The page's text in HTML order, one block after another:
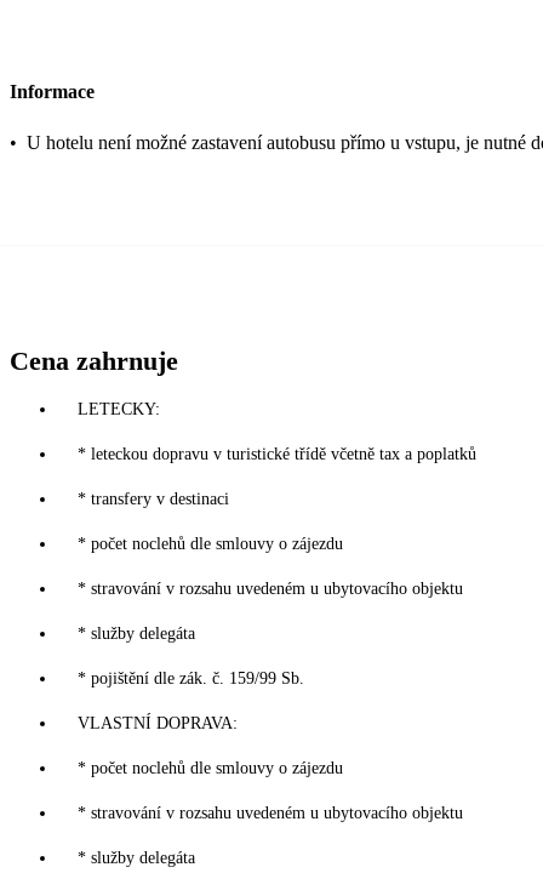
Informace
• U hotelu není možné zastavení autobusu přímo u vstupu, je nutné
Cena zahrnuje
LETECKY:
* leteckou dopravu v turistické třídě včetně tax a poplatků
* transfery v destinaci
* počet noclehů dle smlouvy o zájezdu
* stravování v rozsahu uvedeném u ubytovacího objektu
* služby delegáta
* pojištění dle zák. č. 159/99 Sb.
VLASTNÍ DOPRAVA:
* počet noclehů dle smlouvy o zájezdu
* stravování v rozsahu uvedeném u ubytovacího objektu
* služby delegáta